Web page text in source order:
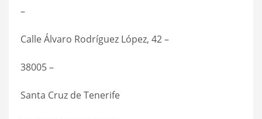
–
Calle Álvaro Rodríguez López, 42 –
38005 –
Santa Cruz de Tenerife